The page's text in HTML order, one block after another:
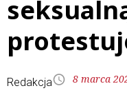
Redakcja 8 marca